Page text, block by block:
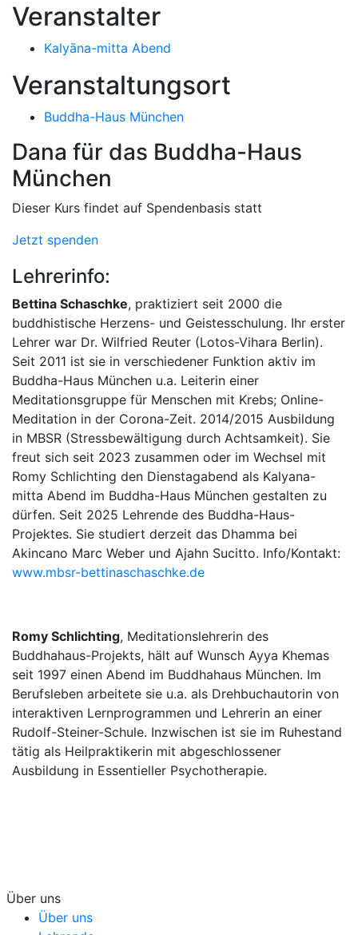
Veranstalter
Kalyāna-mitta Abend
Veranstaltungsort
Buddha-Haus München
Dana für das Buddha-Haus
München
Dieser Kurs findet auf Spendenbasis statt
Jetzt spenden
Lehrerinfo:
Bettina Schaschke, praktiziert seit 2000 die
buddhistische Herzens- und Geistesschulung. Ihr erster
Lehrer war Dr. Wilfried Reuter (Lotos-Vihara Berlin).
Seit 2011 ist sie in verschiedener Funktion aktiv im
Buddha-Haus München u.a. Leiterin einer
Meditationsgruppe für Menschen mit Krebs; Online-
Meditation in der Corona-Zeit. 2014/2015 Ausbildung
in MBSR (Stressbewältigung durch Achtsamkeit). Sie
freut sich seit 2023 zusammen oder im Wechsel mit
Romy Schlichting den Dienstagabend als Kalyana-
mitta Abend im Buddha-Haus München gestalten zu
dürfen. Seit 2025 Lehrende des Buddha-Haus-
Projektes. Sie studiert derzeit das Dhamma bei
Akincano Marc Weber und Ajahn Sucitto. Info/Kontakt:
www.mbsr-bettinaschaschke.de
Romy Schlichting, Meditationslehrerin des
Buddhahaus-Projekts, hält auf Wunsch Ayya Khemas
seit 1997 einen Abend im Buddhahaus München. Im
Berufsleben arbeitete sie u.a. als Drehbuchautorin von
interaktiven Lernprogrammen und Lehrerin an einer
Rudolf-Steiner-Schule. Inzwischen ist sie im Ruhestand
tätig als Heilpraktikerin mit abgeschlossener
Ausbildung in Essentieller Psychotherapie.
Über uns
Über uns